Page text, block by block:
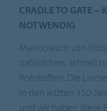
CRADLE TO GATE –
NOTWENDIG
Marmoleum von
natürlichen, schnell
Rohstoffen. Die
in den letzten 150
und wir haben diese